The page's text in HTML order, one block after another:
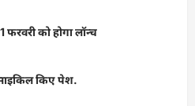
फरवरी को होगा लॉन्च
किए पेश.